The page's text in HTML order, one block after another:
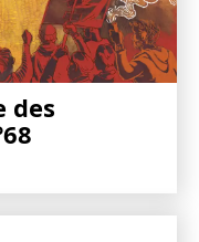
des